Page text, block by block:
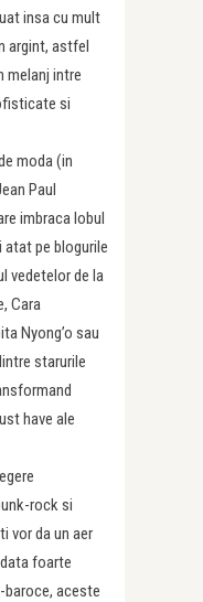
insa cu mult
argint, astfel
melanj intre
si
moda (in
Paul
imbraca lobul
atat pe blogurile
vedetelor de la
Cara
Nyong’o sau
starurile
have ale
rock si
vor da un aer
foarte
aceste